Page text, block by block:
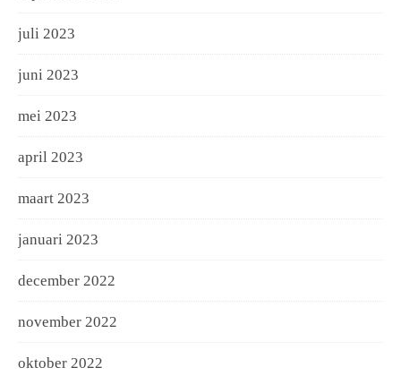
juli 2023
juni 2023
mei 2023
april 2023
maart 2023
januari 2023
december 2022
november 2022
oktober 2022